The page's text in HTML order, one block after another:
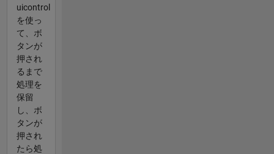
uicontrol
を使っ
て、ボ
タンが
押され
るまで
処理を
保留
し、ボ
タンが
押され
たら処